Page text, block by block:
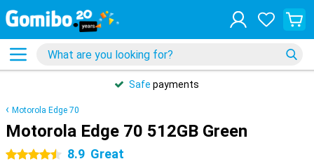
Safe payments
Motorola Edge 70
Motorola Edge 70 512GB Green
4.5 stars 8.9 Great